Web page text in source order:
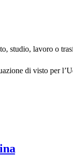
studio, lavoro o
di visto